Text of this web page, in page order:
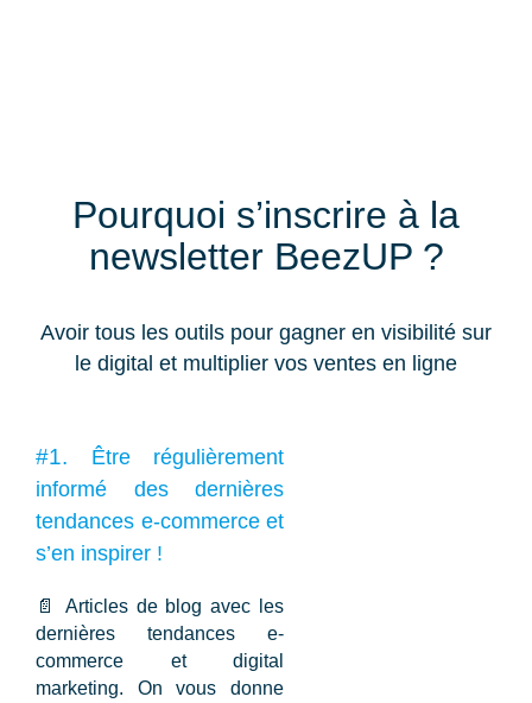
Pourquoi s’inscrire à la
newsletter BeezUP ?
Avoir tous les outils pour gagner en visibilité sur
le digital et multiplier vos ventes en ligne
#1. Être régulièrement
informé des dernières
tendances e-commerce et
s’en inspirer !
📄 Articles de blog avec les
dernières tendances e-
commerce et digital
marketing. On vous donne